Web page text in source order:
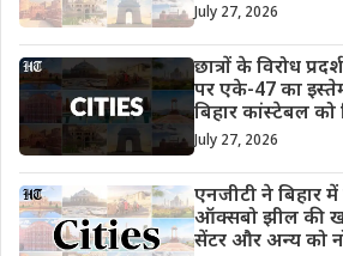
July 27, 2026
छात्रों के विरोध
पर एके-47 का
बिहार कांस्टेबल को
July 27, 2026
एनजीटी ने बिहार
ऑक्सबो झील की
सेंटर और अन्य को